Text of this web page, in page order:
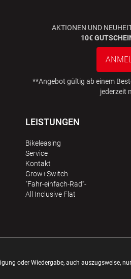
AKTIONEN UND
10€
**Angebot gültig ab einem
jederzeit
LEISTUNGEN
Bikeleasing
Service
Kontakt
Grow+Switch
"Fahr-einfach-Rad“-
All Inclusive Flat
oder Wiedergabe, auch auszugsweise,